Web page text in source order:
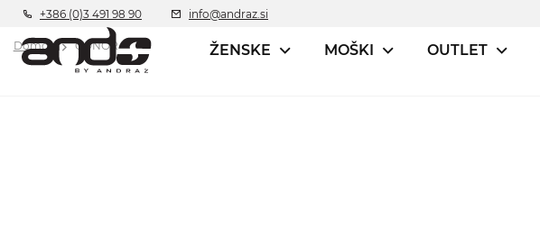
+386 (0)3 491 98 90 info@andraz.si
ŽENSKE MOŠKI OUTLET
Domov CONOR